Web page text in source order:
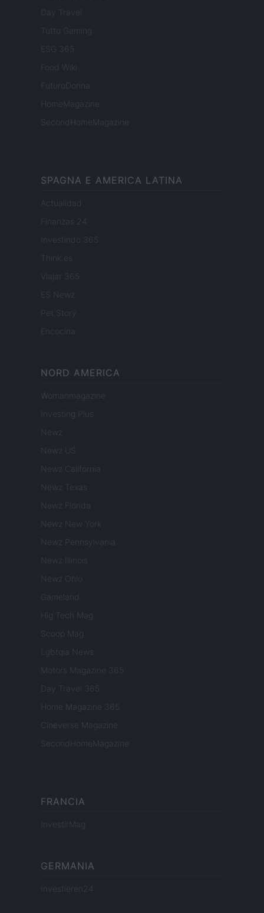
Day Travel
Tutto Gaming
ESG 365
Food Wiki
FuturoDonna
HomeMagazine
SecondHomeMagazine
SPAGNA E AMERICA LATINA
Actualidad
Finanzas 24
Investindo 365
Think.es
Viajar 365
ES Newz
Pet Story
Encocina
NORD AMERICA
Womanmagazine
Investing Plus
Newz
Newz US
Newz California
Newz Texas
Newz Florida
Newz New York
Newz Pennsylvania
Newz Illinois
Newz Ohio
Gameland
Hig Tech Mag
Scoop Mag
Lgbtqia News
Motors Magazine 365
Day Travel 365
Home Magazine 365
Cineverse Magazine
SecondHomeMagazine
FRANCIA
InvestirMag
GERMANIA
Investieren24